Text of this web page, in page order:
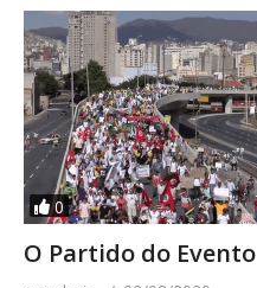
0
O Partido do Evento